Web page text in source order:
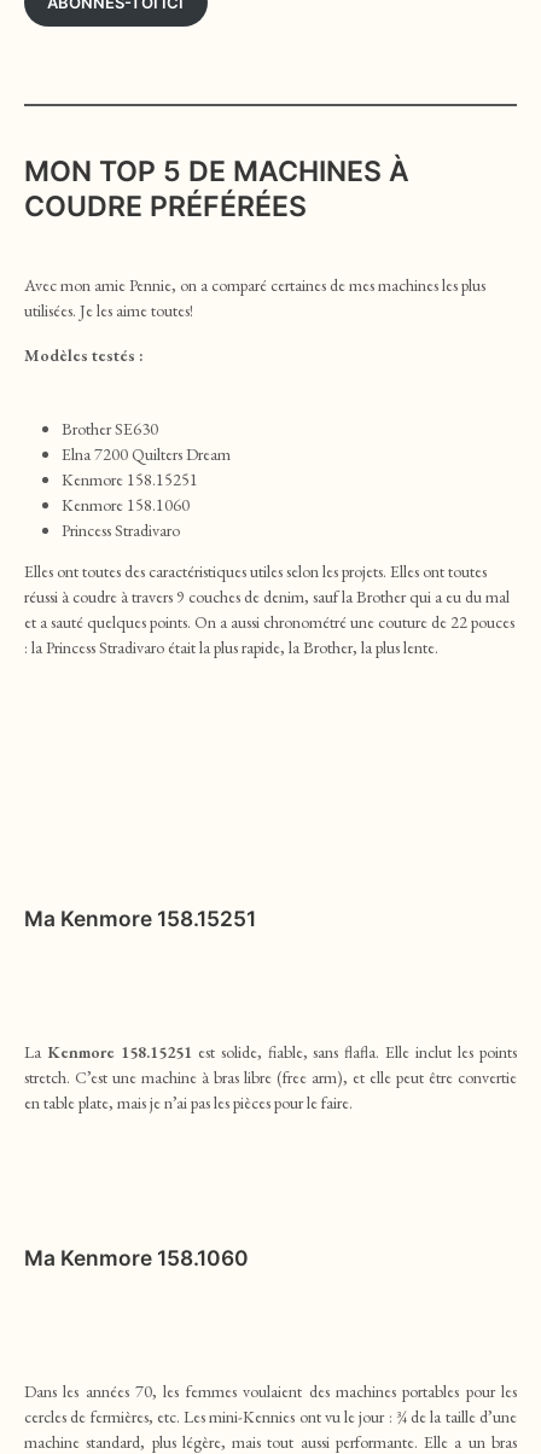
MON TOP 5 DE MACHINES À
COUDRE PRÉFÉRÉES
Avec mon amie Pennie, on a comparé certaines de mes machines les plus
utilisées. Je les aime toutes!
Modèles testés :
Brother SE630
Elna 7200 Quilters Dream
Kenmore 158.15251
Kenmore 158.1060
Princess Stradivaro
Elles ont toutes des caractéristiques utiles selon les projets. Elles ont toutes
réussi à coudre à travers 9 couches de denim, sauf la Brother qui a eu du mal
et a sauté quelques points. On a aussi chronométré une couture de 22 pouces
: la Princess Stradivaro était la plus rapide, la Brother, la plus lente.
Ma Kenmore 158.15251
La Kenmore 158.15251 est solide, fiable, sans flafla. Elle inclut les points
stretch. C’est une machine à bras libre (free arm), et elle peut être convertie
en table plate, mais je n’ai pas les pièces pour le faire.
Ma Kenmore 158.1060
Dans les années 70, les femmes voulaient des machines portables pour les
cercles de fermières, etc. Les mini-Kennies ont vu le jour : ¾ de la taille d’une
machine standard, plus légère, mais tout aussi performante. Elle a un bras